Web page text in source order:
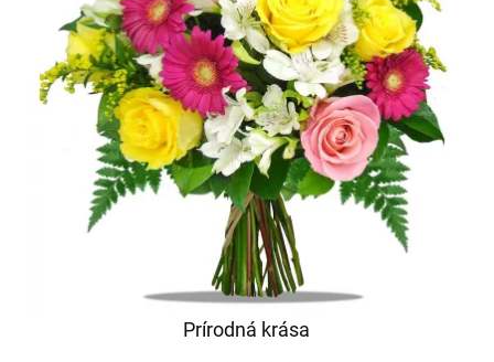
Prírodná krása